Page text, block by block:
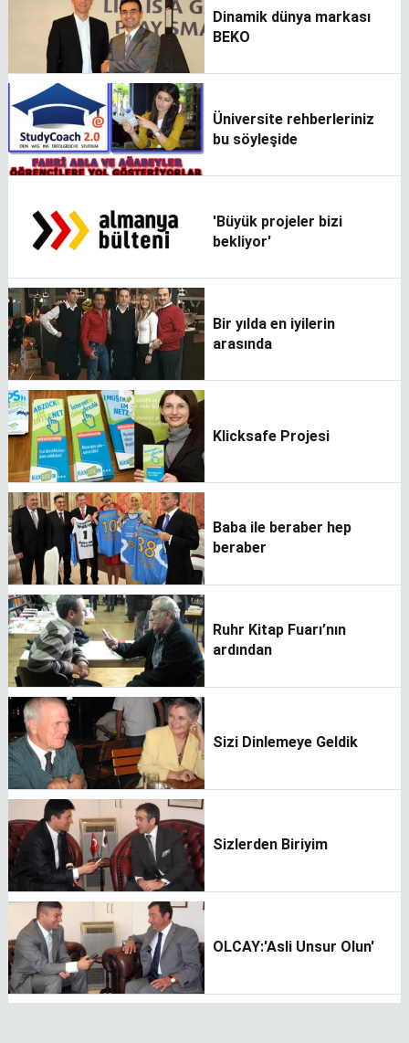
Dinamik dünya markası
BEKO
Üniversite rehberleriniz
bu söyleşide
'Büyük projeler bizi
bekliyor'
Bir yılda en iyilerin
arasında
Klicksafe Projesi
Baba ile beraber hep
beraber
Ruhr Kitap Fuarı’nın
ardından
Sizi Dinlemeye Geldik
Sizlerden Biriyim
OLCAY:'Asli Unsur Olun'